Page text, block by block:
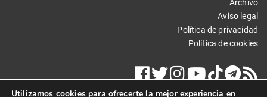
Archivo
Aviso legal
Política de privacidad
Política de cookies
Utilizamos cookies para ofrecerte la mejor experiencia en